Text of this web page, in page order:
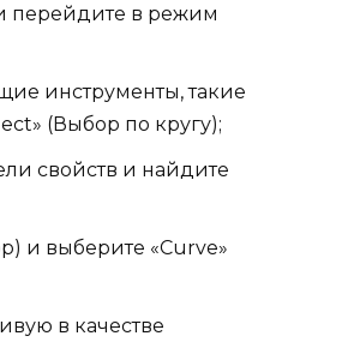
перейдите в режим
инструменты, такие
(Выбор по кругу);
свойств и найдите
и выберите «Curve»
в качестве